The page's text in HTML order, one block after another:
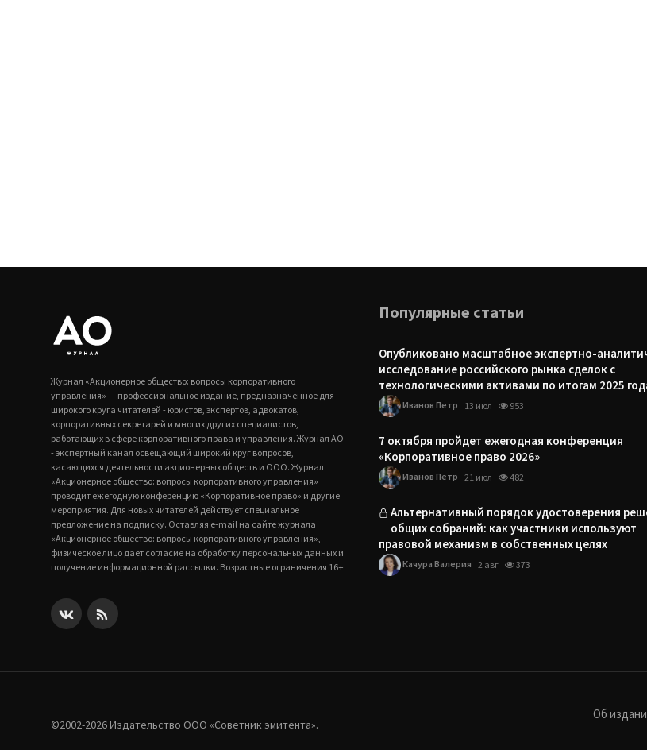
Журнал «Акционерное общество: вопросы корпоративного
управления» — профессиональное издание, предназначенное для
широкого круга читателей - юристов, экспертов, адвокатов,
корпоративных секретарей и многих других специалистов,
работающих в сфере корпоративного права и управления. Журнал АО
- экспертный канал освещающий широкий круг вопросов,
касающихся деятельности акционерных обществ и ООО. Журнал
«Акционерное общество: вопросы корпоративного управления»
проводит ежегодную конференцию «Корпоративное право» и другие
мероприятия. Для новых читателей действует специальное
предложение на подписку. Оставляя e-mail на сайте журнала
«Акционерное общество: вопросы корпоративного управления»,
физическое лицо дает согласие на обработку персональных данных и
получение информационной рассылки. Возрастные ограничения 16+
Популярные статьи
Опубликовано масштабное экспертно-
исследование российского рынка сделок с
технологическими активами по итогам 2025
Иванов Петр 13 июл 953
7 октября пройдет ежегодная конференция
«Корпоративное право 2026»
Иванов Петр 21 июл 482
Альтернативный порядок удостоверения
общих собраний: как участники используют
правовой механизм в собственных целях
Качура Валерия 2 авг 373
©2002-2026 Издательство ООО «‎Советник эмитента».
Об